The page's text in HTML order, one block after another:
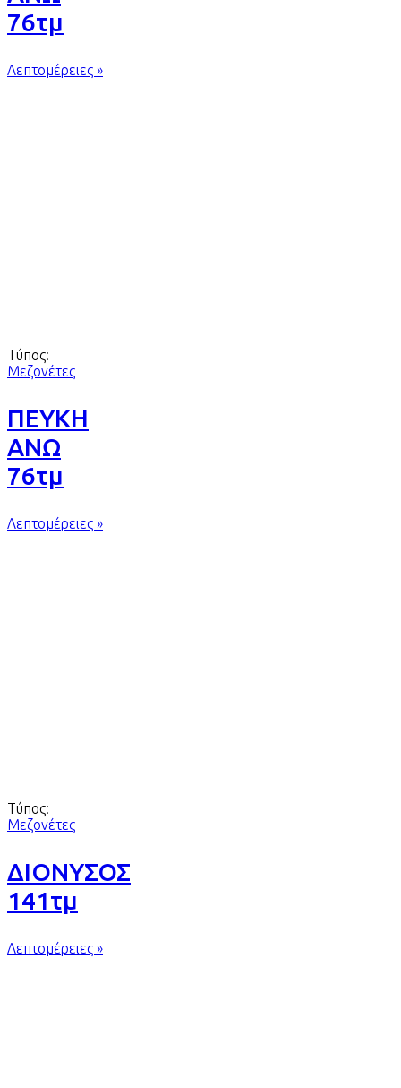
76τμ
Λεπτομέρειες »
Τύπος:
Μεζονέτες
ΠΕΥΚΗ
ΑΝΩ
76τμ
Λεπτομέρειες »
Τύπος:
Μεζονέτες
ΔΙΟΝΥΣΟΣ
141τμ
Λεπτομέρειες »